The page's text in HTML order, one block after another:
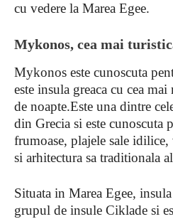
cu vedere la Marea Egee.
Mykonos, cea mai
Mykonos este cunoscuta
este insula greaca cu cea
de noapte.Este una dintre
din Grecia si este cunoscuta
frumoase, plajele sale
si arhitectura sa traditionala
Situata in Marea Egee,
grupul de insule Ciklade si